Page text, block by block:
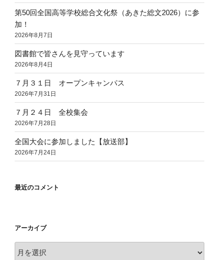
第50回全国高等学校総合文化祭（あきた総文2026）に参
加！
2026年8月7日
図書館で皆さんを見守っています
2026年8月4日
７月３１日 オープンキャンパス
2026年7月31日
７月２４日 全校集会
2026年7月28日
全国大会に参加しました【放送部】
2026年7月24日
最近のコメント
アーカイブ